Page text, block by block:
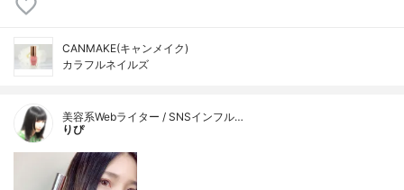
CANMAKE(キャンメイク)
カラフルネイルズ
美容系Webライター / SNSインフル…
りぴ